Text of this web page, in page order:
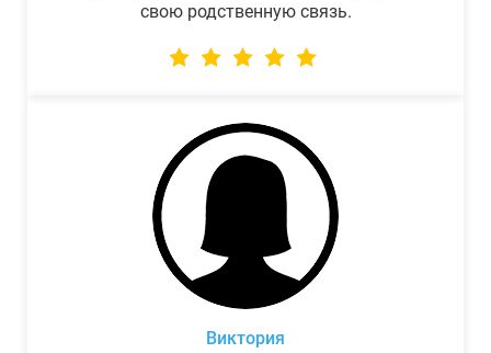
свою родственную связь.
Виктория